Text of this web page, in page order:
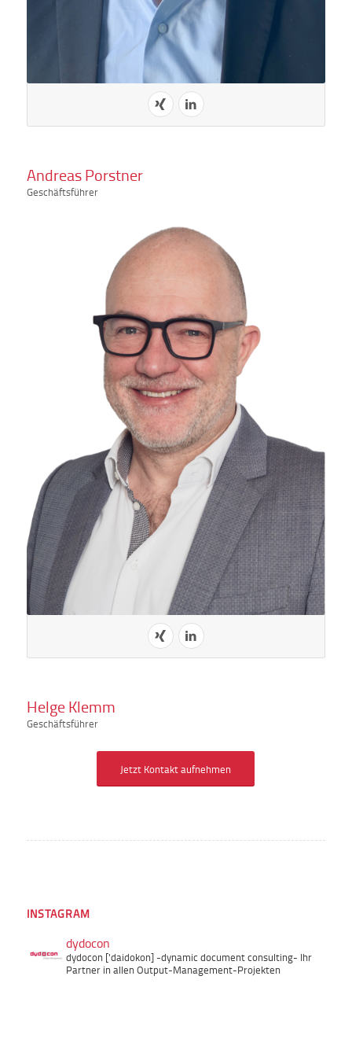
Andreas Porstner
Geschäftsführer
Helge Klemm
Geschäftsführer
Jetzt Kontakt aufnehmen
INSTAGRAM
dydocon
dydocon ['daidokon]-dynamic document consulting- Ihr
Partner in allen Output-Management-Projekten